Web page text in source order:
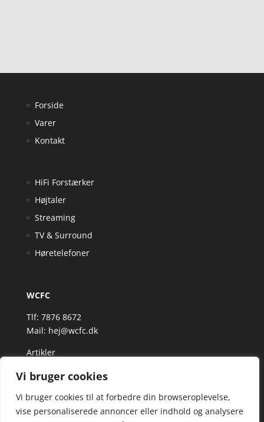
Vi bruger cookies
Vi bruger cookies til at forbedre din browseroplevelse,
vise personaliserede annoncer eller indhold og analysere
Forside
Varer
Kontakt
HiFi Forstærker
Højtaler
Streaming
TV & Surround
Høretelefoner
WCFC
Tlf: 7876 8672
Mail: hej@wcfc.dk
Artikler